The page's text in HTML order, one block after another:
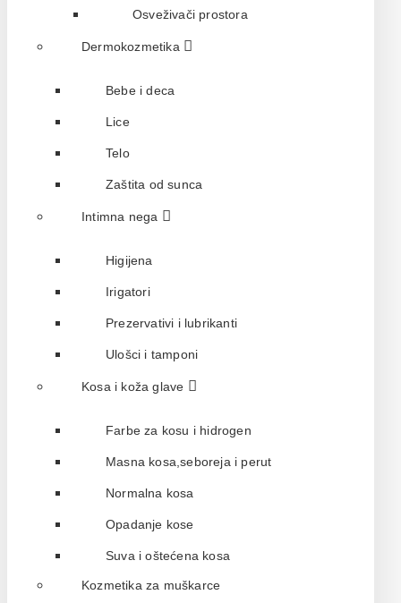
Osveživači prostora
Dermokozmetika
Bebe i deca
Lice
Telo
Zaštita od sunca
Intimna nega
Higijena
Irigatori
Prezervativi i lubrikanti
Ulošci i tamponi
Kosa i koža glave
Farbe za kosu i hidrogen
Masna kosa,seboreja i perut
Normalna kosa
Opadanje kose
Suva i oštećena kosa
Kozmetika za muškarce